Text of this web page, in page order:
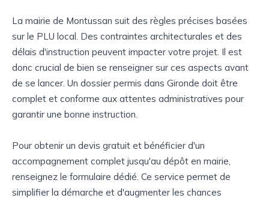
La mairie de Montussan suit des règles précises basées
sur le PLU local. Des contraintes architecturales et des
délais d'instruction peuvent impacter votre projet. Il est
donc crucial de bien se renseigner sur ces aspects avant
de se lancer. Un dossier permis dans Gironde doit être
complet et conforme aux attentes administratives pour
garantir une bonne instruction.
Pour obtenir un devis gratuit et bénéficier d'un
accompagnement complet jusqu'au dépôt en mairie,
renseignez le formulaire dédié. Ce service permet de
simplifier la démarche et d'augmenter les chances